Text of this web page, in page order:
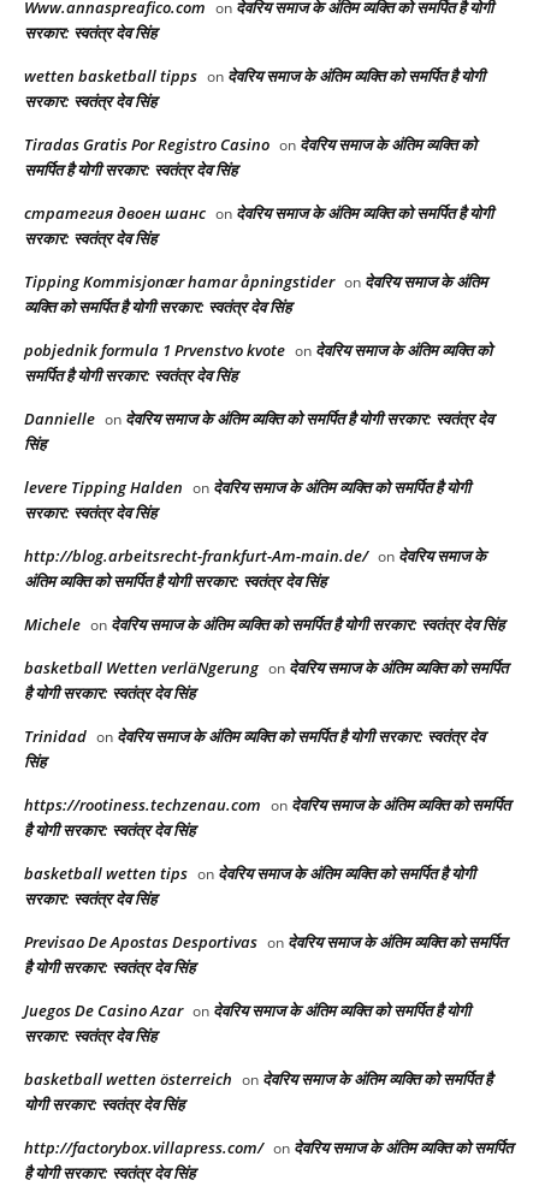
Www.annaspreafico.com on देवरिय समाज के अंतिम व्यक्ति को समर्पित है योगी
सरकार: स्वतंत्र देव सिंह
wetten basketball tipps on देवरिय समाज के अंतिम व्यक्ति को समर्पित है योगी
सरकार: स्वतंत्र देव सिंह
Tiradas Gratis Por Registro Casino on देवरिय समाज के अंतिम व्यक्ति को
समर्पित है योगी सरकार: स्वतंत्र देव सिंह
стратегия двоен шанс on देवरिय समाज के अंतिम व्यक्ति को समर्पित है योगी
सरकार: स्वतंत्र देव सिंह
Tipping Kommisjonær hamar åpningstider on देवरिय समाज के अंतिम
व्यक्ति को समर्पित है योगी सरकार: स्वतंत्र देव सिंह
pobjednik formula 1 Prvenstvo kvote on देवरिय समाज के अंतिम व्यक्ति को
समर्पित है योगी सरकार: स्वतंत्र देव सिंह
Dannielle on देवरिय समाज के अंतिम व्यक्ति को समर्पित है योगी सरकार: स्वतंत्र देव
सिंह
levere Tipping Halden on देवरिय समाज के अंतिम व्यक्ति को समर्पित है योगी
सरकार: स्वतंत्र देव सिंह
http://blog.arbeitsrecht-frankfurt-Am-main.de/ on देवरिय समाज के
अंतिम व्यक्ति को समर्पित है योगी सरकार: स्वतंत्र देव सिंह
Michele on देवरिय समाज के अंतिम व्यक्ति को समर्पित है योगी सरकार: स्वतंत्र देव सिंह
basketball Wetten verläNgerung on देवरिय समाज के अंतिम व्यक्ति को समर्पित
है योगी सरकार: स्वतंत्र देव सिंह
Trinidad on देवरिय समाज के अंतिम व्यक्ति को समर्पित है योगी सरकार: स्वतंत्र देव
सिंह
https://rootiness.techzenau.com on देवरिय समाज के अंतिम व्यक्ति को समर्पित
है योगी सरकार: स्वतंत्र देव सिंह
basketball wetten tips on देवरिय समाज के अंतिम व्यक्ति को समर्पित है योगी
सरकार: स्वतंत्र देव सिंह
Previsao De Apostas Desportivas on देवरिय समाज के अंतिम व्यक्ति को समर्पित
है योगी सरकार: स्वतंत्र देव सिंह
Juegos De Casino Azar on देवरिय समाज के अंतिम व्यक्ति को समर्पित है योगी
सरकार: स्वतंत्र देव सिंह
basketball wetten österreich on देवरिय समाज के अंतिम व्यक्ति को समर्पित है
योगी सरकार: स्वतंत्र देव सिंह
http://factorybox.villapress.com/ on देवरिय समाज के अंतिम व्यक्ति को समर्पित
है योगी सरकार: स्वतंत्र देव सिंह